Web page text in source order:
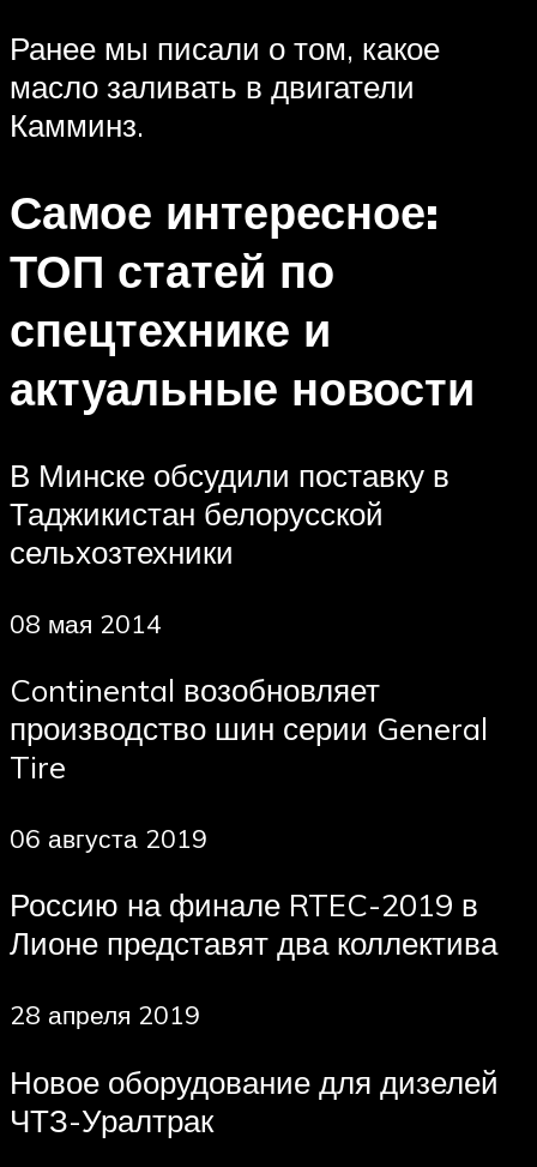
Ранее мы писали о том, какое
масло заливать в двигатели
Камминз.
Самое интересное:
ТОП статей по
спецтехнике и
актуальные новости
В Минске обсудили поставку в
Таджикистан белорусской
сельхозтехники
08 мая 2014
Continental возобновляет
производство шин серии General
Tire
06 августа 2019
Россию на финале RTEC-2019 в
Лионе представят два коллектива
28 апреля 2019
Новое оборудование для дизелей
ЧТЗ-Уралтрак